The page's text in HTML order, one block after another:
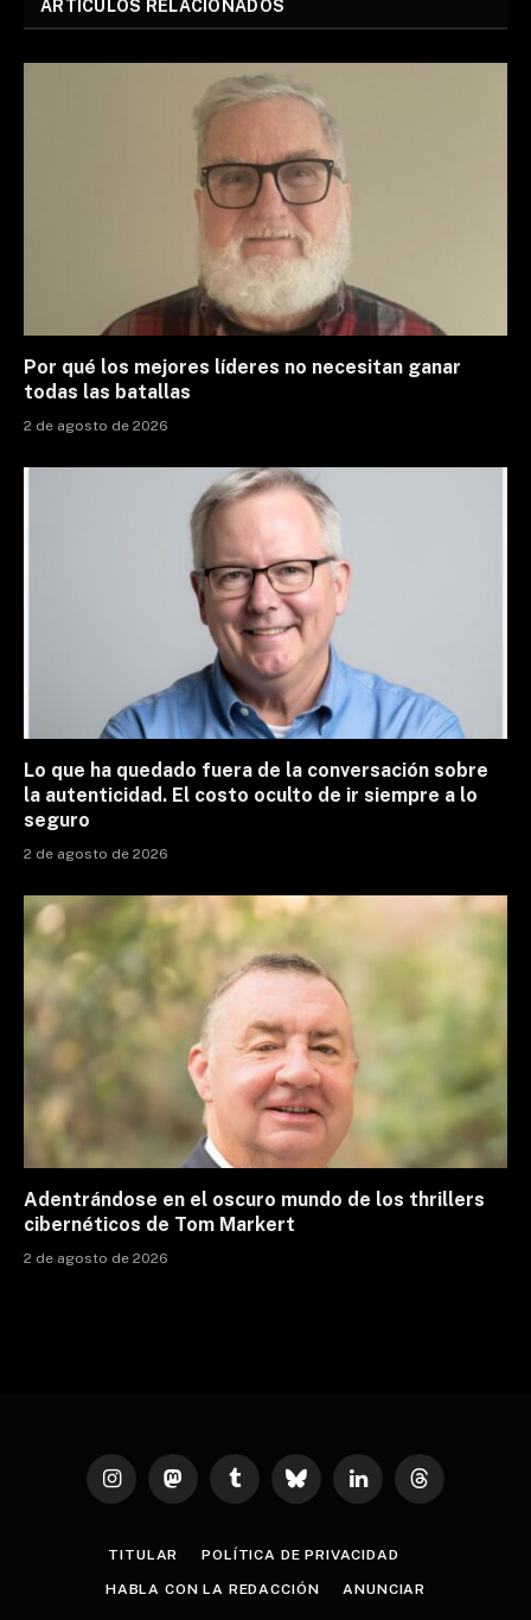
ARTÍCULOS RELACIONADOS
Por qué los mejores líderes no necesitan ganar
todas las batallas
2 de agosto de 2026
Lo que ha quedado fuera de la conversación sobre
la autenticidad. El costo oculto de ir siempre a lo
seguro
2 de agosto de 2026
Adentrándose en el oscuro mundo de los thrillers
cibernéticos de Tom Markert
2 de agosto de 2026
InstagramMastodonTumblr Bluesky LinkedInThreads
TITULAR POLÍTICA DE PRIVACIDAD
HABLA CON LA REDACCIÓN ANUNCIAR